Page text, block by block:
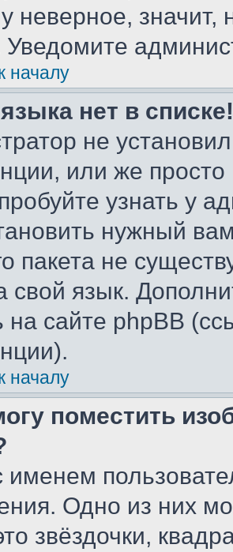
неверное, значит,
Уведомите
началу
нет в списке!
не
или же
узнать у
нужный
пакета не
свой язык.
на сайте phpBB
началу
поместить
именем
Одно из них
звёздочки,